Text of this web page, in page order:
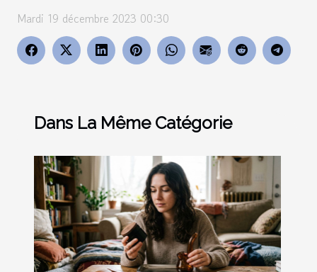
Mardi 19 décembre 2023 00:30
Dans La Même Catégorie